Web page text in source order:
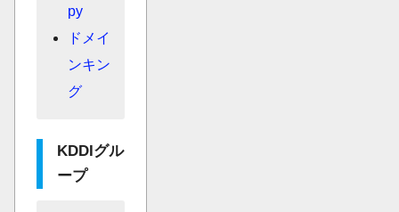
py
ドメイ
ンキン
グ
KDDIグル
ープ